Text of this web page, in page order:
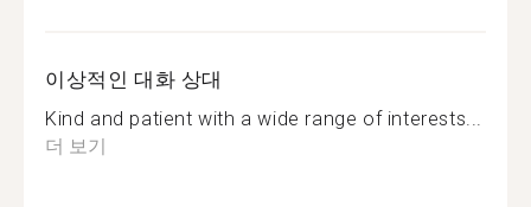
이상적인 대화 상대
Kind and patient with a wide range of interests...
더 보기